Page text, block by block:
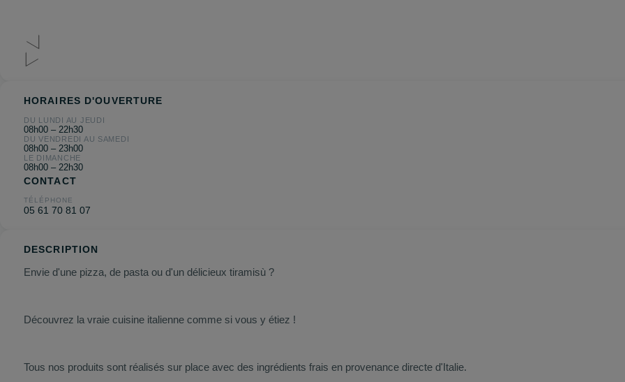
HORAIRES D'OUVERTURE
DU LUNDI AU JEUDI
08h00 – 22h30
DU VENDREDI AU SAMEDI
08h00 – 23h00
LE DIMANCHE
08h00 – 22h30
CONTACT
TÉLÉPHONE
05 61 70 81 07
DESCRIPTION
Envie d'une pizza, de pasta ou d'un délicieux tiramisù ?
Découvrez la vraie cuisine italienne comme si vous y étiez !
Tous nos produits sont réalisés sur place avec des ingrédients frais en provenance directe d'Italie.